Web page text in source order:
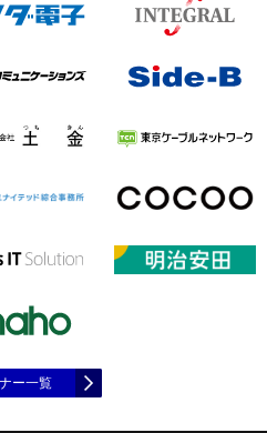
ー一覧